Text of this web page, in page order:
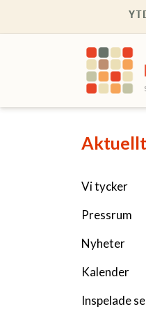
Hoppa till
Aktuellt
Vi tycker
Pressrum
Nyheter
Kalender
Inspelade